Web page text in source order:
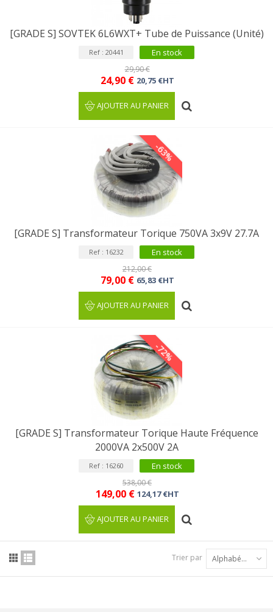
[GRADE S] SOVTEK 6L6WXT+ Tube de Puissance (Unité)
Ref : 20441 En stock
24,90 € 20,75 €HT
29,90 €
AJOUTER AU PANIER
-63%
[GRADE S] Transformateur Torique 750VA 3x9V 27.7A
Ref : 16232 En stock
79,00 € 65,83 €HT
212,00 €
AJOUTER AU PANIER
-72%
[GRADE S] Transformateur Torique Haute Fréquence
2000VA 2x500V 2A
Ref : 16260 En stock
149,00 € 124,17 €HT
538,00 €
AJOUTER AU PANIER
Trier par Alphabétique : A à Z